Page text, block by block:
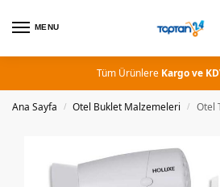
MENU
Tüm Ürünlere Kargo ve
Ana Sayfa / Otel Buklet Malzemeleri / Otel